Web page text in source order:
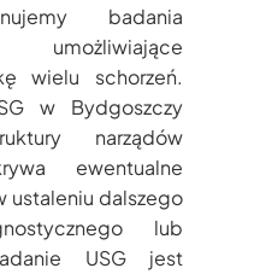
badania
umożliwiające
wielu schorzeń.
w Bydgoszczy
narządów
ewentualne
ustaleniu dalszego
lub
USG jest